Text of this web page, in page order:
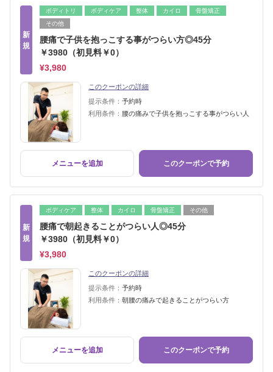
新
規
ボディトリ ボディケア 整体 カイロ
骨盤矯正
その他
腰痛で子供を抱っこする事がつらい方◎45分
￥3980（初見料￥0）
¥3,980
このクーポンの詳細
提示条件： 予約時
利用条件： 腰の痛みで子供を抱っこする事がつらい人
メニューを追加 このクーポンで予約
新
規
ボディケア 整体 カイロ 骨盤矯正 その他
腰痛で朝起きることがつらい人◎45分
￥3980（初見料￥0）
¥3,980
このクーポンの詳細
提示条件： 予約時
利用条件： 朝腰の痛みで起きることがつらい方
メニューを追加 このクーポンで予約